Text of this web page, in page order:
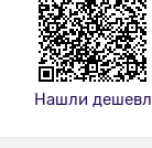
Нашли